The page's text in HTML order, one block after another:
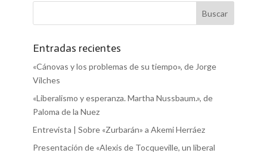
Entradas recientes
«Cánovas y los problemas de su tiempo», de Jorge
Vilches
«Liberalismo y esperanza. Martha Nussbaum.», de
Paloma de la Nuez
Entrevista | Sobre «Zurbarán» a Akemi Herráez
Presentación de «Alexis de Tocqueville, un liberal